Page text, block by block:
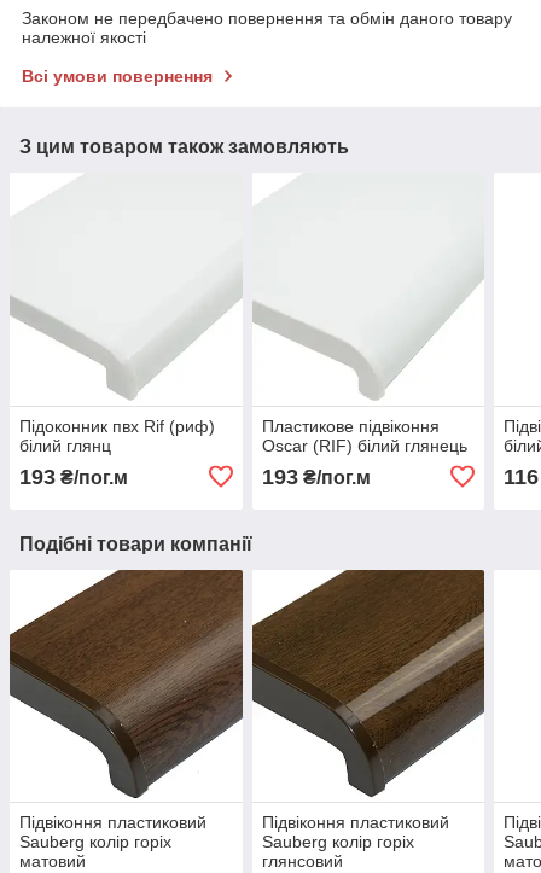
Законом не передбачено повернення та обмін даного товару
належної якості
Всі умови повернення
З цим товаром також замовляють
Підоконник пвх Rif (риф)
білий глянц
193 ₴/пог.м
Пластикове підвіконня
Oscar (RIF) білий глянець
193₴/пог.м 116
Подібні товари компанії
Підвіконня пластиковий
Sauberg колір горіх
матовий
Підвіконня пластиковий
Sauberg колір горіх
глянсовий